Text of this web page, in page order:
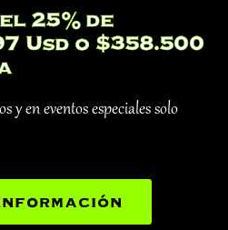
25% de
Usd o $358.500
y en eventos especiales solo